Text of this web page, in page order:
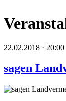
22.02.2018 · 20:00
sagen